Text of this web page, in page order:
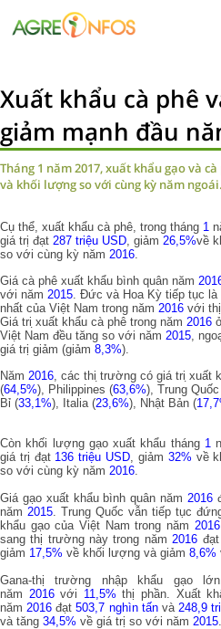
Xuất khẩu cà phê
giảm mạnh đầu
Tháng 1 năm 2017, xuất khẩu gạo và
và khối lượng so với cùng kỳ năm ngoái.
Cụ thể, xuất khẩu cà phê, trong tháng 1
giá trị đạt 287 triệu USD, giảm 26,5%về
so với cùng kỳ năm 2016.
Giá cà phê xuất khẩu bình quân năm
với năm 2015. Đức và Hoa Kỳ tiếp tục
nhất của Việt Nam trong năm 2016 với
Giá tri ̣xuất khẩu cà phê trong năm 2016
Việt Nam đều tăng so với năm 2015,
giá trị giảm (giảm 8,3%).
Năm 2016, các thi ̣trường có giá tri ̣xuất
(64,5%), Philippines (63,6%), Trung
Bỉ (33,1%), Italia (23,6%), Nhật Bản (
Còn khối lượng gạo xuất khẩu tháng 1
giá trị đạt 136 triệu USD, giảm 32% về
so với cùng kỳ năm 2016.
Giá gạo xuất khẩu bình quân năm 2016
năm 2015. Trung Quốc vẫn tiếp tục
khẩu gạo của Việt Nam trong năm 2016
sang thị trường này trong năm2016 đạt
giảm 17,5% về khối lượng và giảm 8,6%
Gana-thị trường nhập khẩu gạo
năm 2016với 11,5% thị phần. Xuất
năm2016 đạt503,7 nghìn tấnvà248,9
và tăng 34,5% về giá trị so với năm 2015.